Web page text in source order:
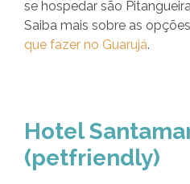
se hospedar são
Saiba mais sobre as
que fazer no Guarujá.
Hotel
(petfriendly)